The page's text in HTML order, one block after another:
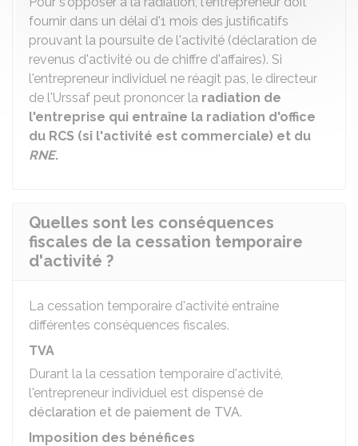
fournir dans un délai d'1 mois des justificatifs
prouvant la poursuite de l'activité (déclaration de
revenus d'activité ou de chiffre d'affaires). Si
l'entrepreneur individuel ne réagit pas, le directeur
de l'Urssaf peut prononcer la radiation de
l'entreprise qui entraîne la radiation d'office
du RCS (si l'activité est commerciale) et du
RNE.
Quelles sont les conséquences
fiscales de la cessation temporaire
d'activité ?
La cessation temporaire d'activité entraîne
différentes conséquences fiscales.
TVA
Durant la la cessation temporaire d'activité,
l'entrepreneur individuel est dispensé de
déclaration et de paiement de TVA.
Imposition des bénéfices